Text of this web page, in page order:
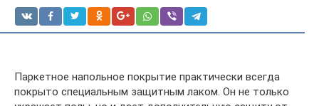
Паркетное напольное покрытие практически всегда
покрыто специальным защитным лаком. Он не только